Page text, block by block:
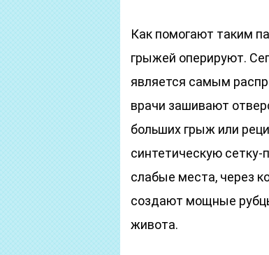
Как помогают таким
грыжей оперируют.
является самым
врачи зашивают
больших грыж или
синтетическую
слабые места, через
создают мощные
живота.